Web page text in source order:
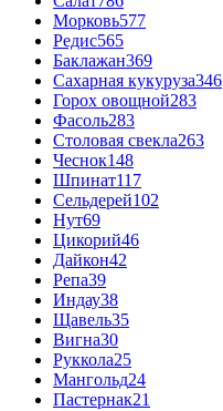
Морковь577
Редис565
Баклажан369
Сахарная кукуруза346
Горох овощной283
Фасоль283
Столовая свекла263
Чеснок148
Шпинат117
Сельдерей102
Нут69
Цикорий46
Дайкон42
Репа39
Индау38
Щавель35
Вигна30
Руккола25
Мангольд24
Пастернак21